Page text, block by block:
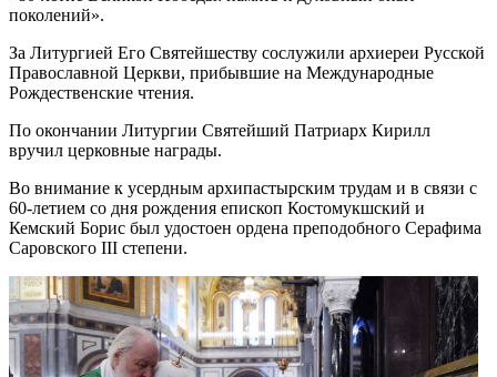
поколений».
За Литургией Его Святейшеству сослужили архиереи Русской
Православной Церкви, прибывшие на Международные
Рождественские чтения.
По окончании Литургии Святейший Патриарх Кирилл
вручил церковные награды.
Во внимание к усердным архипастырским трудам и в связи с
60-летием со дня рождения епископ Костомукшский и
Кемский Борис был удостоен ордена преподобного Серафима
Саровского III степени.